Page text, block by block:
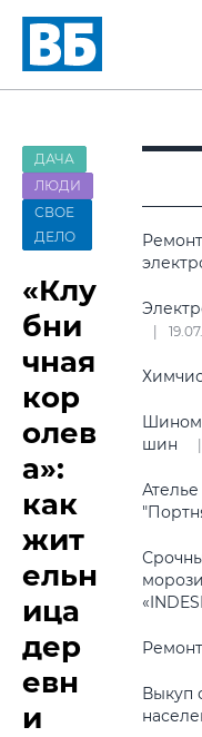
ДАЧА
ЛЮДИ
СВОЕ
ДЕЛО
«Клу
бни
чная
кор
олев
а»:
как
жит
ельн
ица
дер
евн
и
шин
Выкуп